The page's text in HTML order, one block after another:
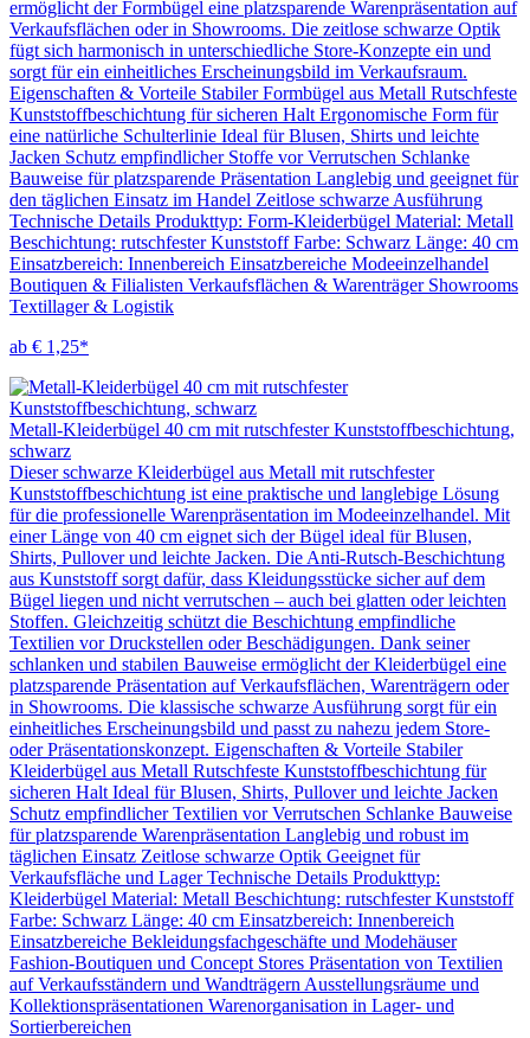
ermöglicht der Formbügel eine platzsparende Warenpräsentation auf
Verkaufsflächen oder in Showrooms. Die zeitlose schwarze Optik
fügt sich harmonisch in unterschiedliche Store-Konzepte ein und
sorgt für ein einheitliches Erscheinungsbild im Verkaufsraum.
Eigenschaften & Vorteile Stabiler Formbügel aus Metall Rutschfeste
Kunststoffbeschichtung für sicheren Halt Ergonomische Form für
eine natürliche Schulterlinie Ideal für Blusen, Shirts und leichte
Jacken Schutz empfindlicher Stoffe vor Verrutschen Schlanke
Bauweise für platzsparende Präsentation Langlebig und geeignet für
den täglichen Einsatz im Handel Zeitlose schwarze Ausführung
Technische Details Produkttyp: Form-Kleiderbügel Material: Metall
Beschichtung: rutschfester Kunststoff Farbe: Schwarz Länge: 40 cm
Einsatzbereich: Innenbereich Einsatzbereiche Modeeinzelhandel
Boutiquen & Filialisten Verkaufsflächen & Warenträger Showrooms
Textillager & Logistik
ab € 1,25*
Metall-Kleiderbügel 40 cm mit rutschfester Kunststoffbeschichtung,
schwarz
Dieser schwarze Kleiderbügel aus Metall mit rutschfester
Kunststoffbeschichtung ist eine praktische und langlebige Lösung
für die professionelle Warenpräsentation im Modeeinzelhandel. Mit
einer Länge von 40 cm eignet sich der Bügel ideal für Blusen,
Shirts, Pullover und leichte Jacken. Die Anti-Rutsch-Beschichtung
aus Kunststoff sorgt dafür, dass Kleidungsstücke sicher auf dem
Bügel liegen und nicht verrutschen – auch bei glatten oder leichten
Stoffen. Gleichzeitig schützt die Beschichtung empfindliche
Textilien vor Druckstellen oder Beschädigungen. Dank seiner
schlanken und stabilen Bauweise ermöglicht der Kleiderbügel eine
platzsparende Präsentation auf Verkaufsflächen, Warenträgern oder
in Showrooms. Die klassische schwarze Ausführung sorgt für ein
einheitliches Erscheinungsbild und passt zu nahezu jedem Store-
oder Präsentationskonzept. Eigenschaften & Vorteile Stabiler
Kleiderbügel aus Metall Rutschfeste Kunststoffbeschichtung für
sicheren Halt Ideal für Blusen, Shirts, Pullover und leichte Jacken
Schutz empfindlicher Textilien vor Verrutschen Schlanke Bauweise
für platzsparende Warenpräsentation Langlebig und robust im
täglichen Einsatz Zeitlose schwarze Optik Geeignet für
Verkaufsfläche und Lager Technische Details Produkttyp:
Kleiderbügel Material: Metall Beschichtung: rutschfester Kunststoff
Farbe: Schwarz Länge: 40 cm Einsatzbereich: Innenbereich
Einsatzbereiche Bekleidungsfachgeschäfte und Modehäuser
Fashion-Boutiquen und Concept Stores Präsentation von Textilien
auf Verkaufsständern und Wandträgern Ausstellungsräume und
Kollektionspräsentationen Warenorganisation in Lager- und
Sortierbereichen